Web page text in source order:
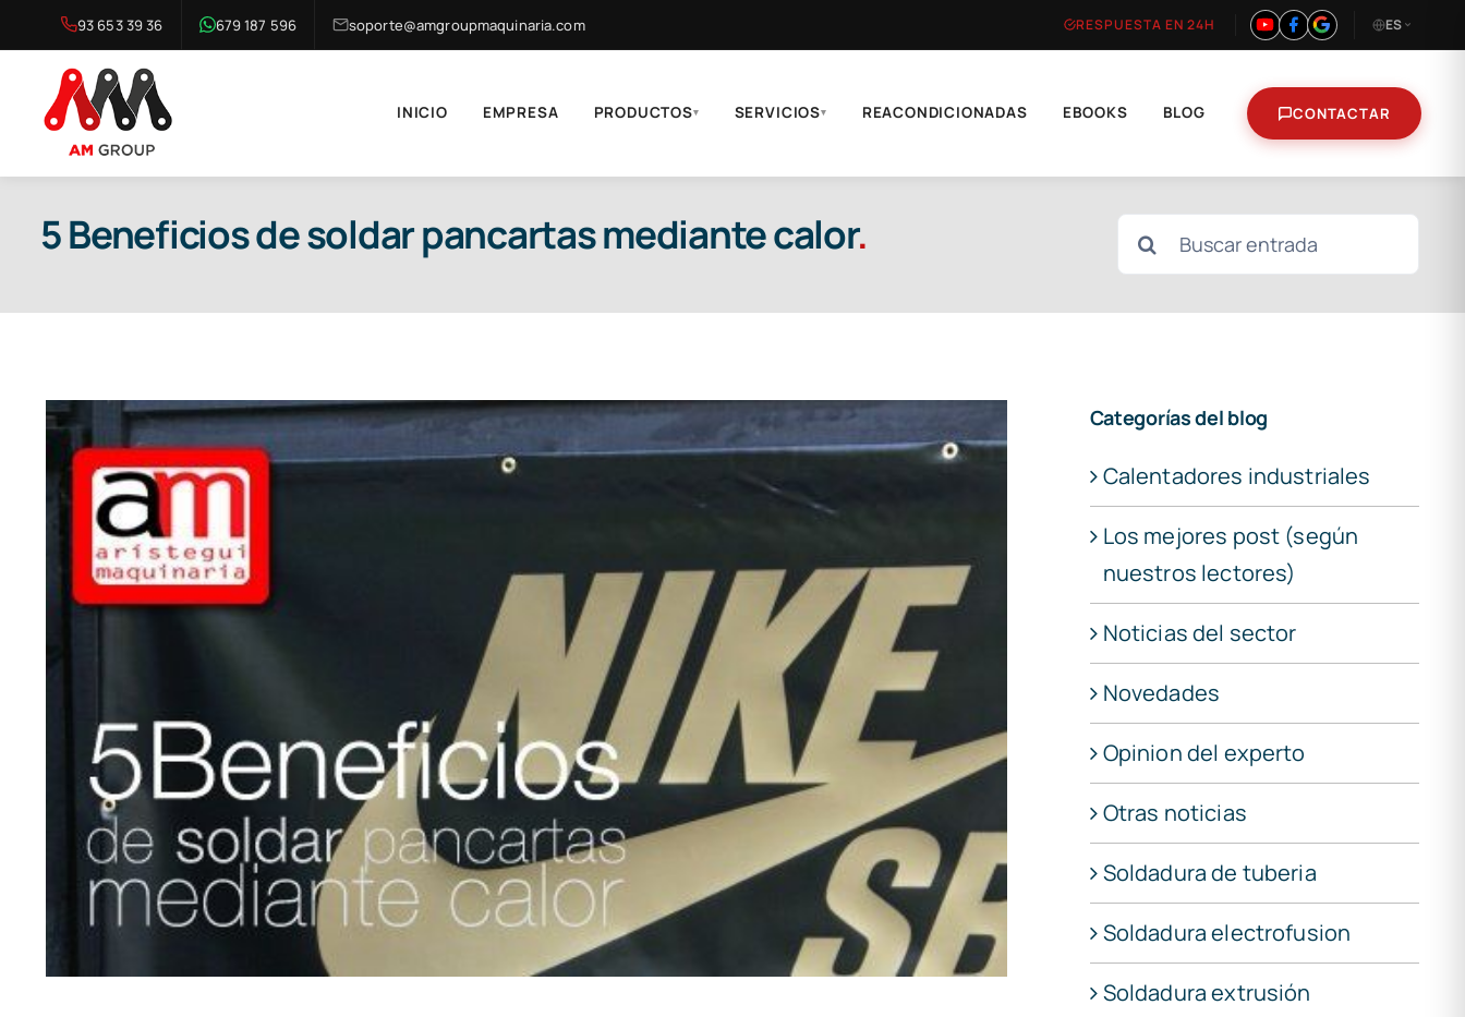
al
contenido
93 653 39 36 679 187 596 soporte@amgroupmaquinaria.com RESPUESTA EN 24H ES
INICIO EMPRESA PRODUCTOS▾ SERVICIOS▾ REACONDICIONADAS EBOOKS BLOG CONTACTAR
5 Beneficios de soldar pancartas mediante calor. Buscar:
Categorías del blog
Calentadores industriales
Los mejores post (según
nuestros lectores)
Noticias del sector
Novedades
Opinion del experto
Otras noticias
Soldadura de tuberia
Soldadura electrofusion
Soldadura extrusión